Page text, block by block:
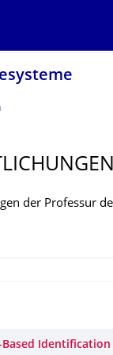
der Professur
Identification